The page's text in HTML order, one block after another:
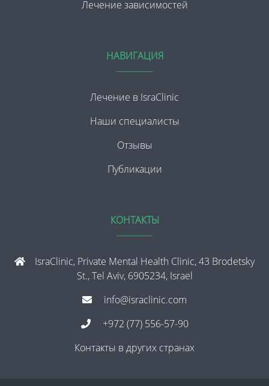
Лечение зависимостей
НАВИГАЦИЯ
Лечение в IsraClinic
Наши специалисты
Отзывы
Публикации
КОНТАКТЫ
IsraClinic, Private Mental Health Clinic, 43 Brodetsky
St., Tel Aviv, 6905234, Israel
info@israclinic.com
+972 (77) 556-57-90
Контакты в других странах